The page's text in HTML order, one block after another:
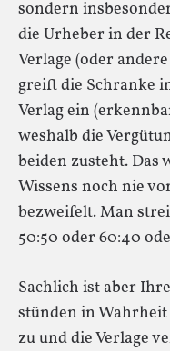
sondern
die Urheber in der
Verlage (oder
greift die Schranke
Verlag ein
weshalb die
beiden zusteht. Das
Wissens noch nie
bezweifelt. Man
50:50 oder 60:40
Sachlich ist aber
stünden in
zu und die Verlage